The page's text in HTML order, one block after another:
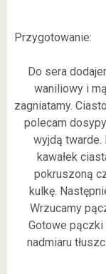
Przygotowanie:
Do sera
waniliowy i
zagniatamy.
polecam
wyjdą twarde.
kawałek
pokruszoną
kulkę.
Wrzucamy
Gotowe
nadmiaru